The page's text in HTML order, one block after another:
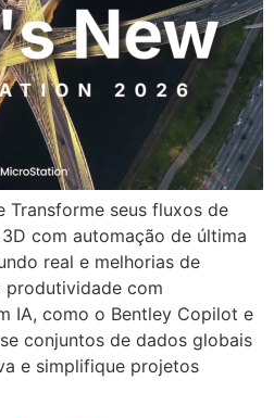
seus fluxos de
com automação de última
real e melhorias de
produtividade com
IA, como o Bentley Copilot e
conjuntos de dados globais
e simplifique projetos